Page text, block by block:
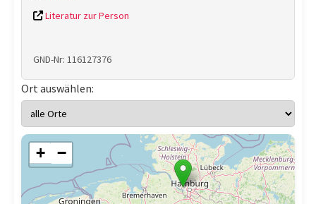
Literatur zur Person
GND-Nr: 116127376
Ort auswählen:
+ −